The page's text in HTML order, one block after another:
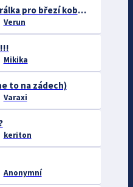
müsli nebo minerálka pro březí kobylu
Verun
Mikika
to na zádech)
Varaxi
keriton
Anonymní